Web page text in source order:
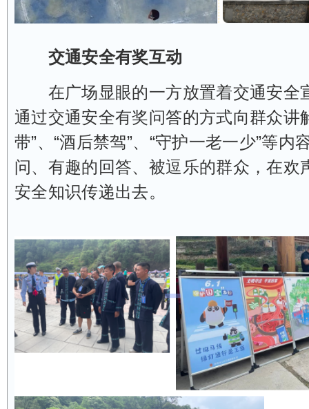
交通安全有奖互动
在广场显眼的一方放置着交通安全
通过交通安全有奖问答的方式向群众讲
带”、“酒后禁驾”、“守护一老一少”等内
问、有趣的回答、被逗乐的群众，在欢
安全知识传递出去。